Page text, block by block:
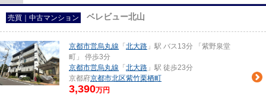
売買｜中古マンション ベレビュー北山
京都市営烏丸線 「 北大路 」駅 バス13分 「紫野泉堂
町」 停歩3分
京都市営烏丸線 「 北大路 」駅 徒歩23分
京都府京都市北区紫竹栗栖町
3,390万円